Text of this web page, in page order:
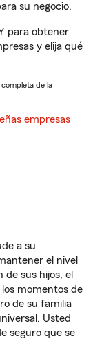
su negocio.
para obtener
y elija qué
de la
empresas
a su
el nivel
sus hijos, el
momentos de
de su familia
Usted
seguro que se